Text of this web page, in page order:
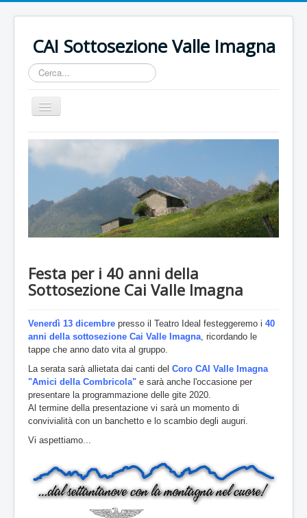
CAI Sottosezione Valle Imagna
Cerca...
Cambia
navigazione
HOME
USCITE E MANIFESTAZIONI
RIFUGIO RESEGONE
CONTATTI
Festa per i 40 anni della
Sottosezione Cai Valle Imagna
Venerdì 13 dicembre presso il Teatro Ideal festeggeremo i 40
anni della sottosezione Cai Valle Imagna, ricordando le
tappe che anno dato vita al gruppo.
La serata sarà allietata dai canti del Coro CAI Valle Imagna
"Amici della Combricola" e sarà anche l'occasione per
presentare la programmazione delle gite 2020.
Al termine della presentazione vi sarà un momento di
convivialità con un banchetto e lo scambio degli auguri.
Vi aspettiamo...